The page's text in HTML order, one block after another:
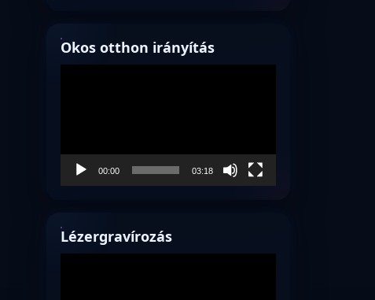
Okos otthon irányítás
00:00 03:18
Lézergravírozás